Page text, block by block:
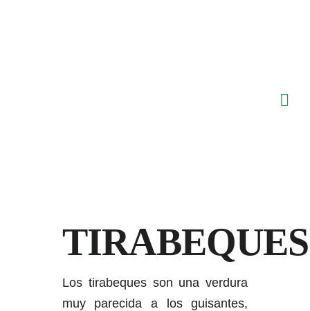
TIRABEQUES
Los tirabeques son una verdura
muy parecida a los guisantes,